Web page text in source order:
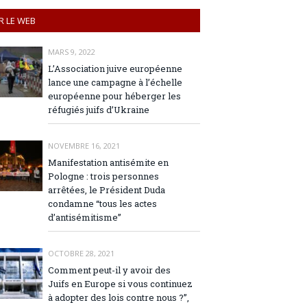
LE WEB
MARS 9, 2022
L’Association juive européenne
lance une campagne à l’échelle
européenne pour héberger les
réfugiés juifs d’Ukraine
NOVEMBRE 16, 2021
Manifestation antisémite en
Pologne : trois personnes
arrêtées, le Président Duda
condamne “tous les actes
d’antisémitisme”
OCTOBRE 28, 2021
Comment peut-il y avoir des
Juifs en Europe si vous continuez
à adopter des lois contre nous ?”,